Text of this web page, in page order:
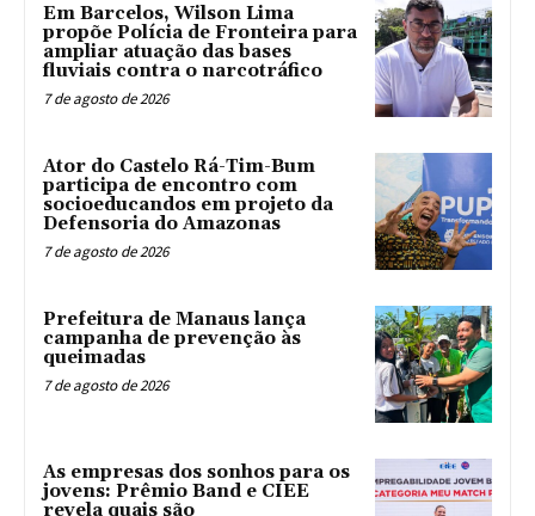
Em Barcelos, Wilson Lima
propõe Polícia de Fronteira para
ampliar atuação das bases
fluviais contra o narcotráfico
7 de agosto de 2026
Ator do Castelo Rá-Tim-Bum
participa de encontro com
socioeducandos em projeto da
Defensoria do Amazonas
7 de agosto de 2026
Prefeitura de Manaus lança
campanha de prevenção às
queimadas
7 de agosto de 2026
As empresas dos sonhos para os
jovens: Prêmio Band e CIEE
revela quais são